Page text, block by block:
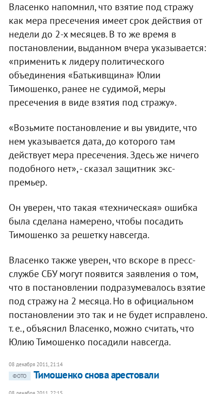
Власенко напомнил, что взятие под стражу
как мера пресечения имеет срок действия от
недели до 2-х месяцев. В то же время в
постановлении, выданном вчера указывается:
«применить к лидеру политического
объединения «Батькивщина» Юлии
Тимошенко, ранее не судимой, меры
пресечения в виде взятия под стражу».
«Возьмите постановление и вы увидите, что
нем указывается дата, до которого там
действует мера пресечения. Здесь же ничего
подобного нет», - сказал защитник экс-
премьер.
Он уверен, что такая «техническая» ошибка
была сделана намерено, чтобы посадить
Тимошенко за решетку навсегда.
Власенко также уверен, что вскоре в пресс-
службе СБУ могут появится заявления о том,
что в постановлении подразумевалось взятие
под стражу на 2 месяца. Но в официальном
постановлении это так и не будет исправлено.
т. е., объяснил Власенко, можно считать, что
Юлию Тимошенко посадили навсегда.
08 декабря 2011, 21:14
ФОТО
Тимошенко снова арестовали